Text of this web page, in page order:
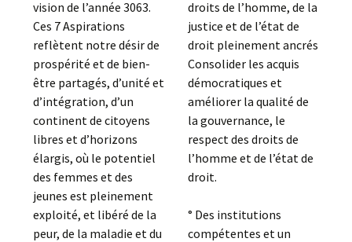
vision de l’année 3063.
Ces 7 Aspirations
reflètent notre désir de
prospérité et de bien-
être partagés, d’unité et
d’intégration, d’un
continent de citoyens
libres et d’horizons
élargis, où le potentiel
des femmes et des
jeunes est pleinement
exploité, et libéré de la
peur, de la maladie et du
droits de l’homme, de la
justice et de l’état de
droit pleinement ancrés
Consolider les acquis
démocratiques et
améliorer la qualité de
la gouvernance, le
respect des droits de
l’homme et de l’état de
droit.
° Des institutions
compétentes et un